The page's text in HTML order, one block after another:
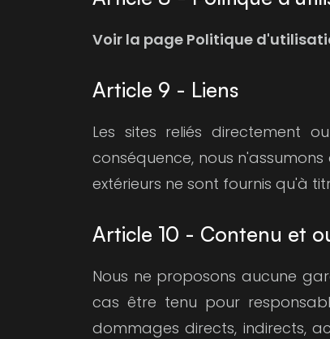
Voir la page Politique
Article 9 - Liens
Les sites reliés directement
conséquence, nous
extérieurs ne sont fournis qu'à
Article 10 - Contenu et
Nous ne proposons aucune
cas être tenu pour
dommages directs, indirects,